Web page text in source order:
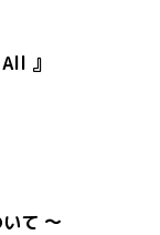
』
て 〜